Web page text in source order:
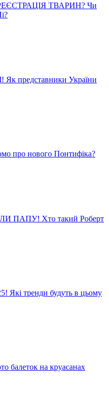
ТВАРИН? Чи
представники України
про нового Понтифіка?
ПАПУ! Хто такий Роберт
Які тренди будуть в цьому
на круасанах